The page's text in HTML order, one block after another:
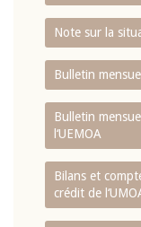
Note sur la
Bulletin
Bulletin
l‘UEMOA
Bilans et
crédit de